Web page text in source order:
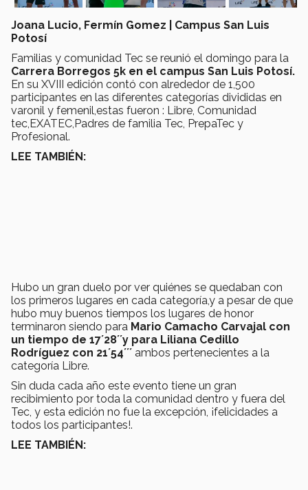
Joana Lucio, Fermín Gomez | Campus San Luis
Potosí
Familias y comunidad Tec se reunió el domingo para la
Carrera Borregos 5k en el campus San Luis Potosí.
En su XVIII edición contó con alrededor de 1,500
participantes en las diferentes categorías divididas en
varonil y femenil,estas fueron : Libre, Comunidad
tec,EXATEC,Padres de familia Tec, PrepaTec y
Profesional.
LEE TAMBIÉN:
Hubo un gran duelo por ver quiénes se quedaban con
los primeros lugares en cada categoría,y a pesar de que
hubo muy buenos tiempos los lugares de honor
terminaron siendo para Mario Camacho Carvajal con
un tiempo de 17´28´´y para Liliana Cedillo
Rodríguez con 21´54´´´ ambos pertenecientes a la
categoría Libre.
Sin duda cada año este evento tiene un gran
recibimiento por toda la comunidad dentro y fuera del
Tec, y esta edición no fue la excepción, ¡felicidades a
todos los participantes!.
LEE TAMBIÉN: